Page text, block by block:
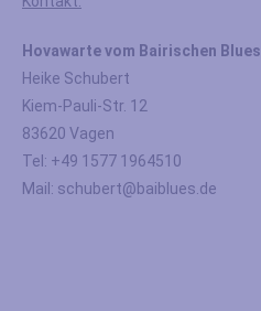
Hovawarte vom Bairischen Blues
Heike Schubert
Kiem-Pauli-Str. 12
83620 Vagen
Tel: +49 1577 1964510
Mail: schubert@baiblues.de